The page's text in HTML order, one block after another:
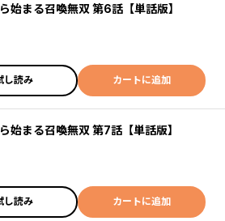
始まる召喚無双 第6話【単話版】
し読み カートに追加
始まる召喚無双 第7話【単話版】
し読み カートに追加